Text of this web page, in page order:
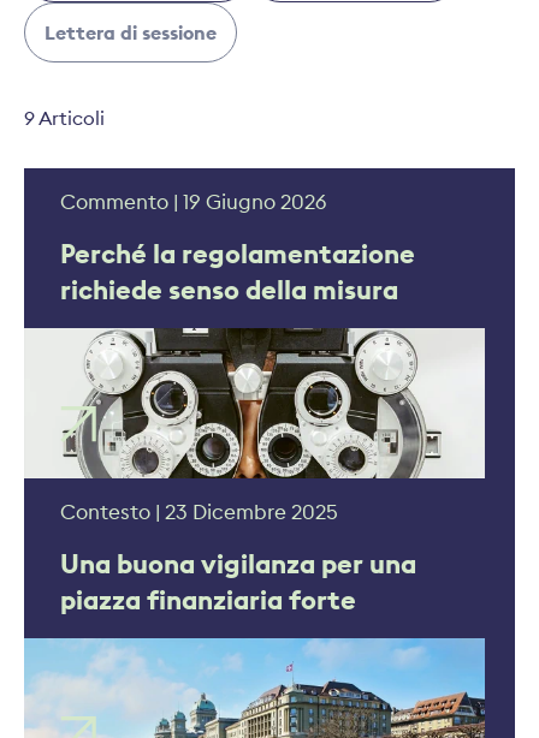
Lettera di sessione
9 Articoli
Commento | 19 Giugno 2026
Perché la regolamentazione
richiede senso della misura
Contesto | 23 Dicembre 2025
Una buona vigilanza per una
piazza finanziaria forte